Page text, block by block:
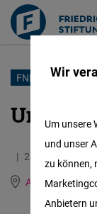
Direkt
Inhalt
FNF
Unser
28.10.2021
Andean states
Wir
Um unsere
und unser
zu können,
Anbietern